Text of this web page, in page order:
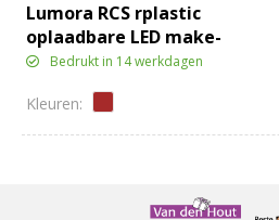
Lumora RCS rplastic
oplaadbare LED make-
upspiegel
Bedrukt in 14 werkdagen